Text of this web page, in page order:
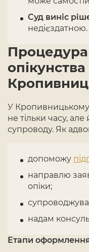
Суд виніс
недієздатною.
опікунства
У
не тільки часу,
супроводу. Як
допоможу
направлю
опіки;
надам
Етапи